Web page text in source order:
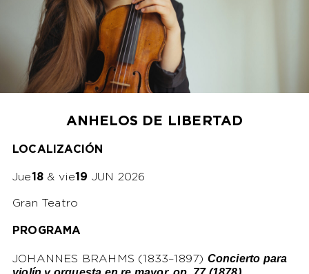
ANHELOS DE LIBERTAD
LOCALIZACIÓN
Jue18& vie19 JUN 2026
Gran Teatro
PROGRAMA
JOHANNES BRAHMS (1833–1897) Concierto para